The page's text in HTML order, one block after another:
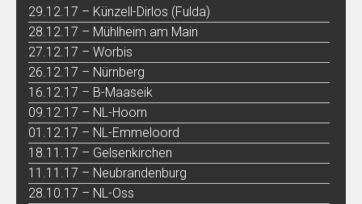
29.12.17 – Künzell-Dirlos (Fulda)
28.12.17 – Mühlheim am Main
27.12.17 – Worbis
26.12.17 – Nürnberg
16.12.17 – B-Maaseik
09.12.17 – NL-Hoorn
01.12.17 – NL-Emmeloord
18.11.17 – Gelsenkirchen
11.11.17 – Neubrandenburg
28.10.17 – NL-Oss